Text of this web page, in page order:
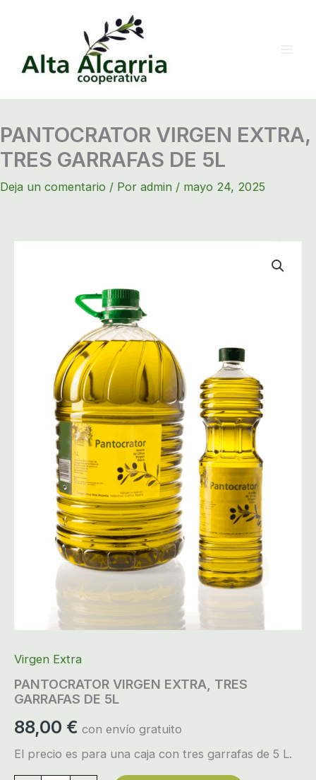
PANTOCRATOR VIRGEN EXTRA,
TRES GARRAFAS DE 5L
Deja un comentario / Por admin / mayo 24, 2025
Virgen Extra
PANTOCRATOR VIRGEN EXTRA, TRES
GARRAFAS DE 5L
88,00 € con envío gratuito
El precio es para una caja con tres garrafas de 5 L.